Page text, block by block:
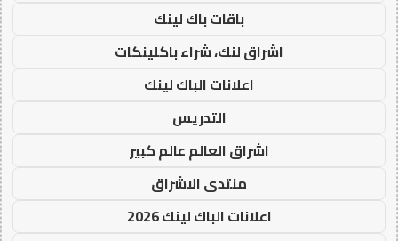
باقات باك لينك
اشراق لنك، شراء باكلينكات
اعلانات الباك لينك
التدريس
اشراق العالم عالم كبير
منتدى الاشراق
اعلانات الباك لينك 2026